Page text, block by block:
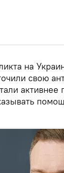
на
свою
активнее